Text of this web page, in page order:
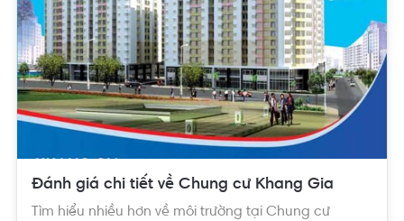
Đánh giá chi tiết về Chung cư Khang Gia
Tìm hiểu nhiều hơn về môi trường tại Chung cư